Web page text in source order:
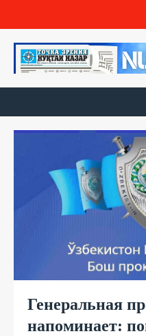
Генеральная
напоминает: